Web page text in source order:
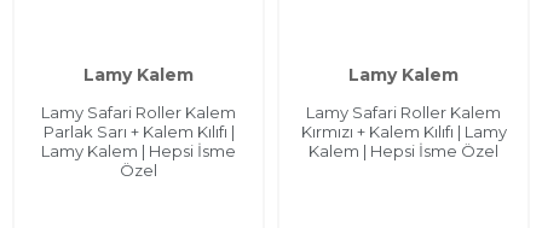
Lamy Kalem
Lamy Safari Roller Kalem
Parlak Sarı + Kalem Kılıfı |
Lamy Kalem | Hepsi İsme
Özel
Lamy Kalem
Lamy Safari Roller Kalem
Kırmızı + Kalem Kılıfı | Lamy
Kalem | Hepsi İsme Özel